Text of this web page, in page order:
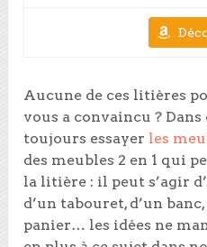
Aucune de ces litières
vous a convaincu ? Dans
toujours essayer les
des meubles 2 en 1 qui
la litière : il peut s’agir
d’un tabouret, d’un
panier… les idées ne